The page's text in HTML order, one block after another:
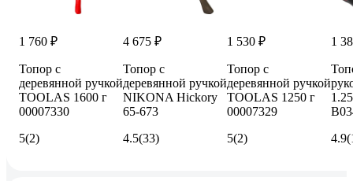
1 760 ₽
Топор с
деревянной ручкой
TOOLAS 1600 г
00007330
5(2)
4 675 ₽
Топор с
деревянной ручкой
NIKONA Hickory
65-673
4.5(33)
1 530 ₽
Топор с
деревянной ручкой
TOOLAS 1250 г
00007329
5(2)
1
4.9